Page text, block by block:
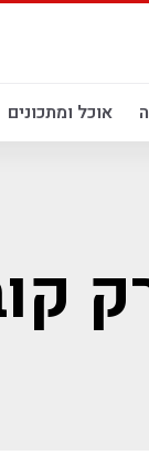
אוכל ומתכונים